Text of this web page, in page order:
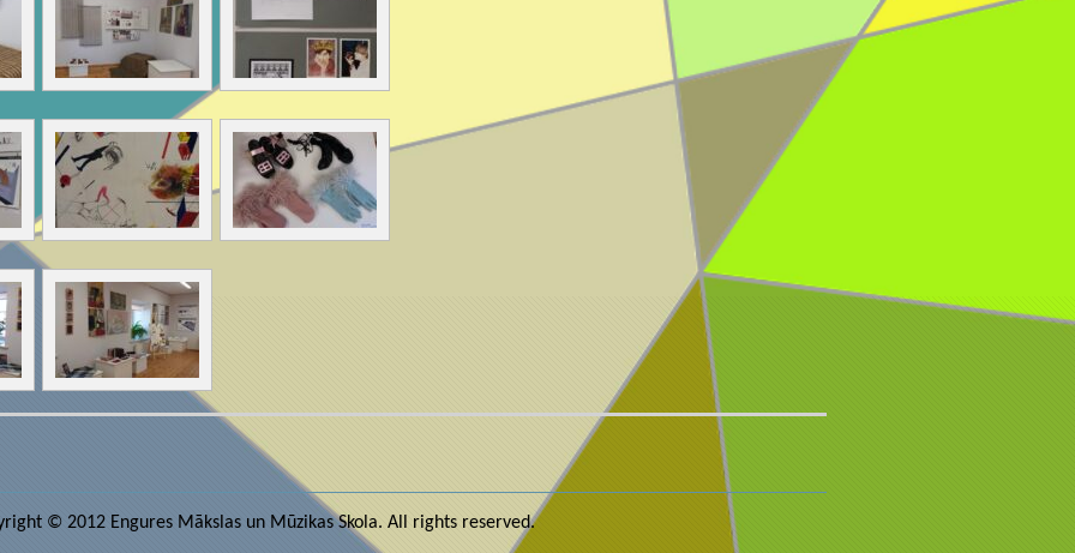
© 2012 Engures Mākslas un Mūzikas Skola. All rights reserved.